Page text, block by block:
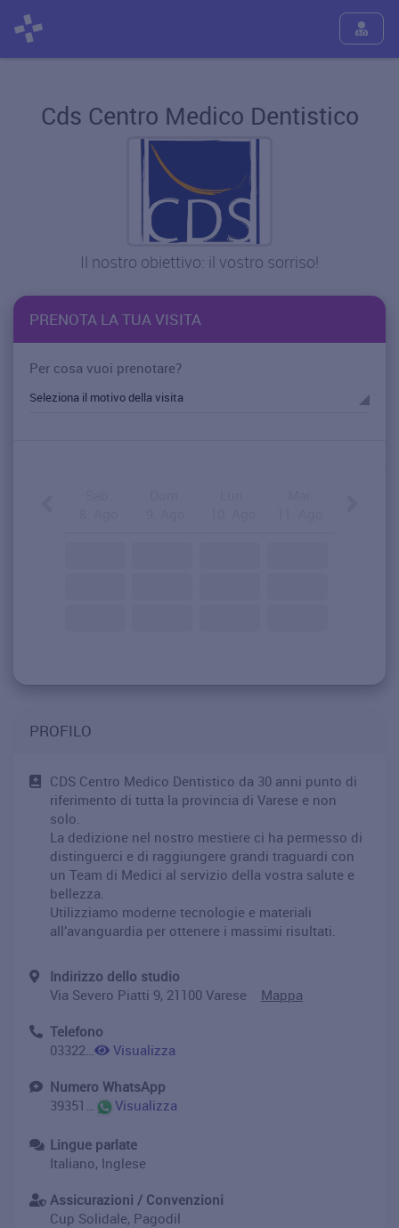
Cds Centro Medico Dentistico
Il nostro obiettivo: il vostro sorriso!
PRENOTA LA TUA VISITA
Per cosa vuoi prenotare?
PROFILO
CDS Centro Medico Dentistico da 30 anni punto di
riferimento di tutta la provincia di Varese e non
solo.
La dedizione nel nostro mestiere ci ha permesso di
distinguerci e di raggiungere grandi traguardi con
un Team di Medici al servizio della vostra salute e
bellezza.
Utilizziamo moderne tecnologie e materiali
all’avanguardia per ottenere i massimi risultati.
Indirizzo dello studio
Via Severo Piatti 9, 21100 Varese Mappa
Telefono
0332225751
Visualizza
Numero WhatsApp
393519292839
Visualizza
Lingue parlate
Italiano, Inglese
Assicurazioni / Convenzioni
Cup Solidale, Pagodil